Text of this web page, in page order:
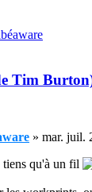
Tim
» mar. juil.
qu'à un fil